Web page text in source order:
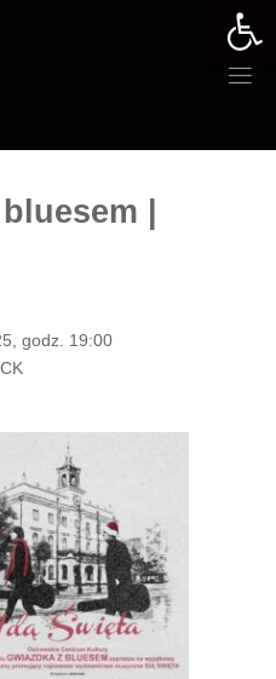
|
godz. 19:00